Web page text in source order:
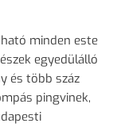
minden este
egyedülálló
és több száz
pingvinek,